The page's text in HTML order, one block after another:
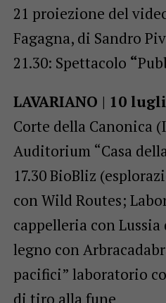
21 proiezione del
Fagagna, di Sandro
21.30: Spettacolo “
LAVARIANO | 10
Corte della Canonica
Auditorium “Casa
17.30 BioBliz
con Wild Routes;
cappelleria con
legno con
pacifici” laboratorio
di tiro alla fune